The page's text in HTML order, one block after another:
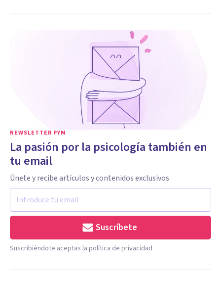
NEWSLETTER PYM
La pasión por la psicología también en
tu email
Únete y recibe artículos y contenidos exclusivos
Suscríbete
Suscribiéndote aceptas la política de privacidad